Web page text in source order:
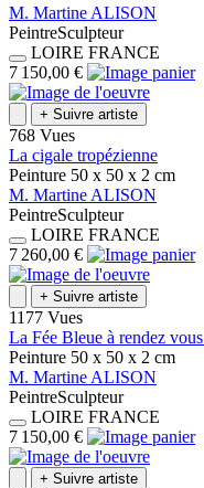
M. Martine ALISON
PeintreSculpteur
LOIRE FRANCE
7 150,00 €
+ Suivre artiste
768 Vues
La cigale tropézienne
Peinture 50 x 50 x 2 cm
M. Martine ALISON
PeintreSculpteur
LOIRE FRANCE
7 260,00 €
+ Suivre artiste
1177 Vues
La Fée Bleue à rendez
Peinture 50 x 50 x 2 cm
M. Martine ALISON
PeintreSculpteur
LOIRE FRANCE
7 150,00 €
+ Suivre artiste